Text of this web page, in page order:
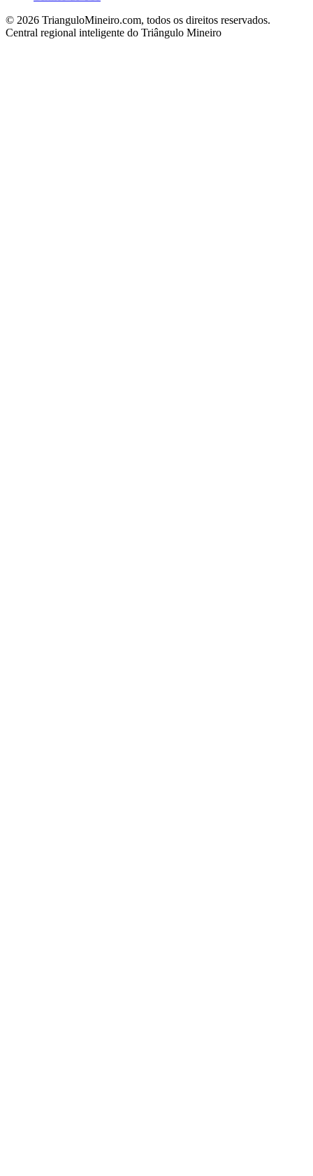
© 2026 TrianguloMineiro.com, todos os direitos reservados.
Central regional inteligente do Triângulo Mineiro